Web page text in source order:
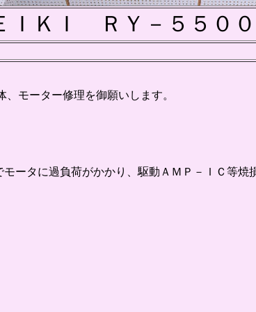
ＩＫＩ ＲＹ－５５０
モーター修理を御願いします。
ータに過負荷がかかり、駆動ＡＭＰ－ＩＣ等焼